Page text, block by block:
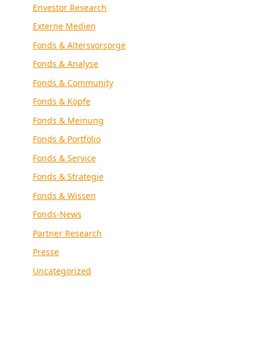
Envestor Research
Externe Medien
Fonds & Altersvorsorge
Fonds & Analyse
Fonds & Community
Fonds & Köpfe
Fonds & Meinung
Fonds & Portfolio
Fonds & Service
Fonds & Strategie
Fonds & Wissen
Fonds-News
Partner Research
Presse
Uncategorized